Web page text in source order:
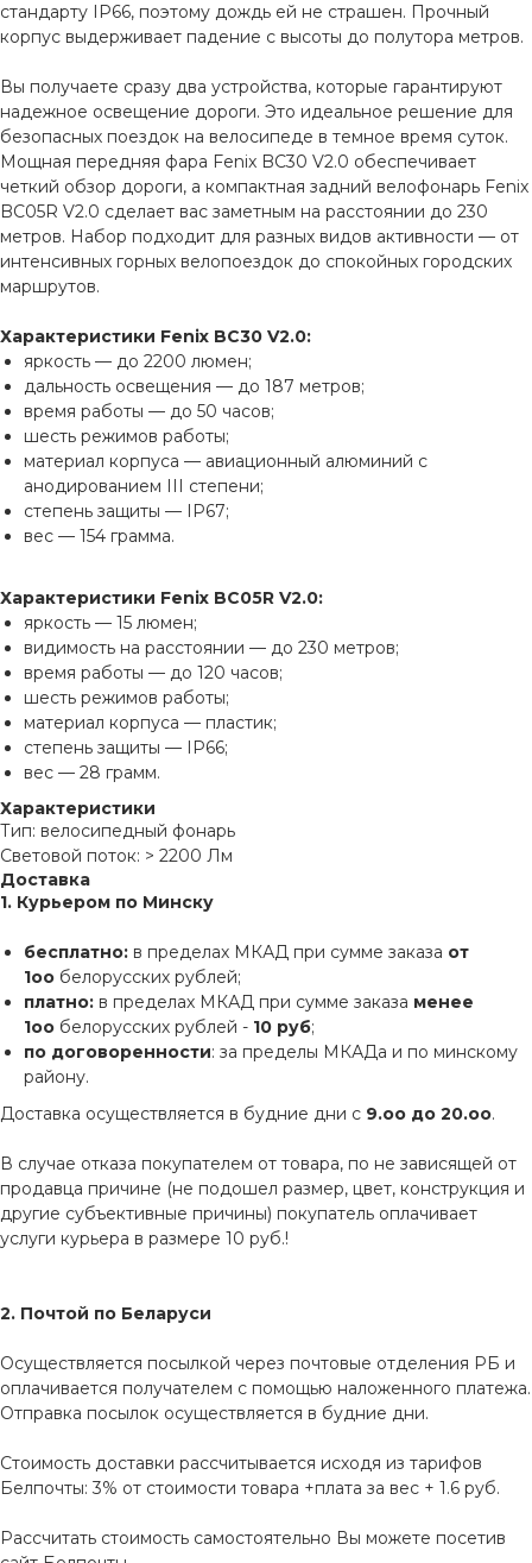
стандарту IP66, поэтому дождь ей не страшен. Прочный
корпус выдерживает падение с высоты до полутора метров.
Вы получаете сразу два устройства, которые гарантируют
надежное освещение дороги. Это идеальное решение для
безопасных поездок на велосипеде в темное время суток.
Мощная передняя фара Fenix BC30 V2.0 обеспечивает
четкий обзор дороги, а компактная задний велофонарь Fenix
BC05R V2.0 сделает вас заметным на расстоянии до 230
метров. Набор подходит для разных видов активности — от
интенсивных горных велопоездок до спокойных городских
маршрутов.
Характеристики Fenix BC30 V2.0:
яркость — до 2200 люмен;
дальность освещения — до 187 метров;
время работы — до 50 часов;
шесть режимов работы;
материал корпуса — авиационный алюминий с
анодированием III степени;
степень защиты — IP67;
вес — 154 грамма.
Характеристики Fenix BC05R V2.0:
яркость — 15 люмен;
видимость на расстоянии — до 230 метров;
время работы — до 120 часов;
шесть режимов работы;
материал корпуса — пластик;
степень защиты — IP66;
вес — 28 грамм.
Характеристики
Тип: велосипедный фонарь
Световой поток: > 2200 Лм
Доставка
1. Курьером по Минску
бесплатно: в пределах МКАД при сумме заказа от
1оо белорусских рублей;
платно: в пределах МКАД при сумме заказа менее
1оо белорусских рублей - 10 руб;
по договоренности: за пределы МКАДа и по минскому
району.
Доставка осуществляется в будние дни с 9.оо до 20.оо.
В случае отказа покупателем от товара, по не зависящей от
продавца причине (не подошел размер, цвет, конструкция и
другие субъективные причины) покупатель оплачивает
услуги курьера в размере 10 руб.!
2. Почтой по Беларуси
Осуществляется посылкой через почтовые отделения РБ и
оплачивается получателем с помощью наложенного платежа.
Отправка посылок осуществляется в будние дни.
Стоимость доставки рассчитывается исходя из тарифов
Белпочты: 3% от стоимости товара +плата за вес + 1.6 руб.
Рассчитать стоимость самостоятельно Вы можете посетив